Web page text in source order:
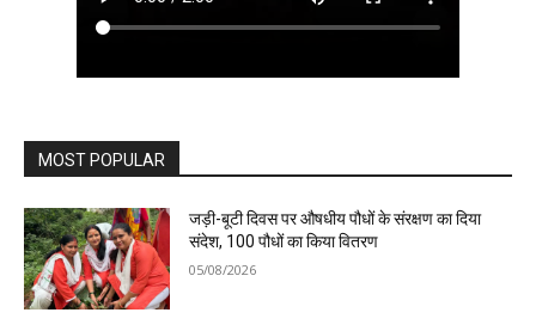
MOST POPULAR
जड़ी-बूटी दिवस पर औषधीय पौधों के संरक्षण का दिया
संदेश, 100 पौधों का किया वितरण
05/08/2026